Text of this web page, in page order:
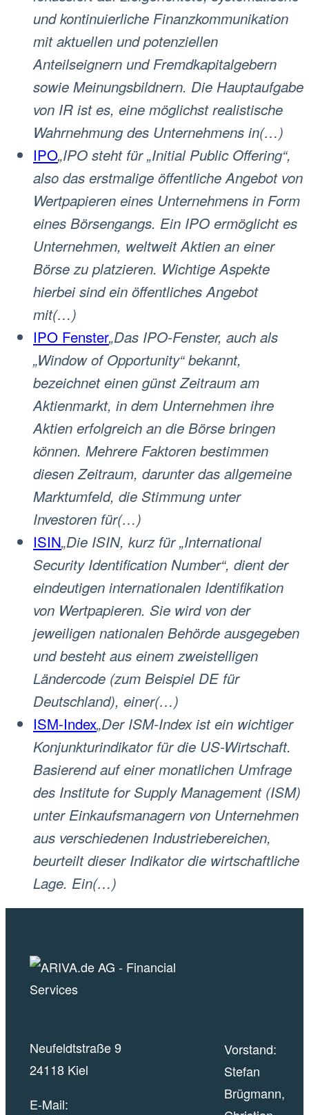
und kontinuierliche Finanzkommunikation
mit aktuellen und potenziellen
Anteilseignern und Fremdkapitalgebern
sowie Meinungsbildnern. Die Hauptaufgabe
von IR ist es, eine möglichst realistische
Wahrnehmung des Unternehmens in(…)
IPO„IPO steht für „Initial Public Offering“,
also das erstmalige öffentliche Angebot von
Wertpapieren eines Unternehmens in Form
eines Börsengangs. Ein IPO ermöglicht es
Unternehmen, weltweit Aktien an einer
Börse zu platzieren. Wichtige Aspekte
hierbei sind ein öffentliches Angebot
mit(…)
IPO Fenster„Das IPO-Fenster, auch als
„Window of Opportunity“ bekannt,
bezeichnet einen günst Zeitraum am
Aktienmarkt, in dem Unternehmen ihre
Aktien erfolgreich an die Börse bringen
können. Mehrere Faktoren bestimmen
diesen Zeitraum, darunter das allgemeine
Marktumfeld, die Stimmung unter
Investoren für(…)
ISIN„Die ISIN, kurz für „International
Security Identification Number“, dient der
eindeutigen internationalen Identifikation
von Wertpapieren. Sie wird von der
jeweiligen nationalen Behörde ausgegeben
und besteht aus einem zweistelligen
Ländercode (zum Beispiel DE für
Deutschland), einer(…)
ISM-Index„Der ISM-Index ist ein wichtiger
Konjunkturindikator für die US-Wirtschaft.
Basierend auf einer monatlichen Umfrage
des Institute for Supply Management (ISM)
unter Einkaufsmanagern von Unternehmen
aus verschiedenen Industriebereichen,
beurteilt dieser Indikator die wirtschaftliche
Lage. Ein(…)
Neufeldtstraße 9
24118 Kiel
E-Mail:
Vorstand:
Stefan
Brügmann,